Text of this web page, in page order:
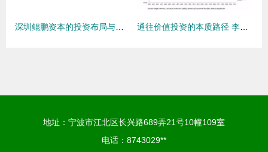
地址：宁波市江北区长兴路689弄21号10幢109室
电话：8743029**